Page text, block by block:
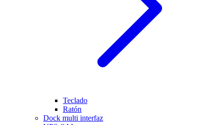
Teclado
Ratón
Dock multi interfaz